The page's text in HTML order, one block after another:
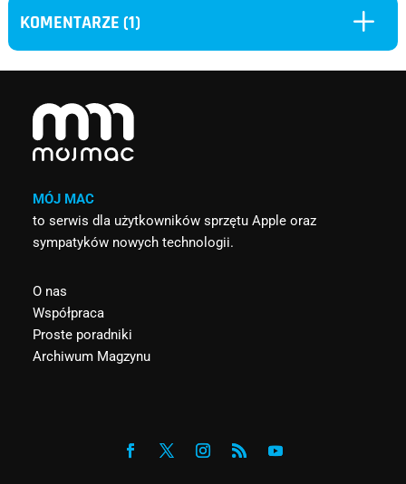
KOMENTARZE (1) L
MÓJ MAC
to serwis dla użytkowników sprzętu Apple oraz
sympatyków nowych technologii.
O nas
Współpraca
Proste poradniki
Archiwum Magzynu